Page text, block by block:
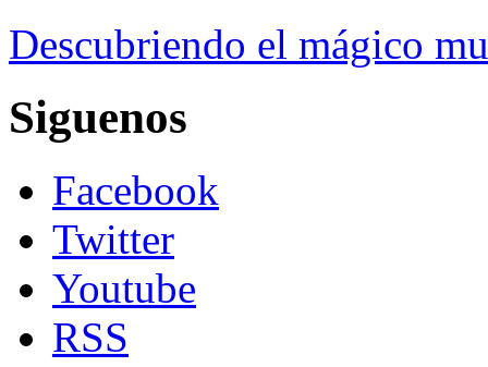
Descubriendo el mágico
Siguenos
Facebook
Twitter
Youtube
RSS